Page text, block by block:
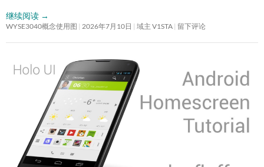
继续阅读 →
WYSE3040概念使用图 2026年7月10日 域主 V1STA 留下评论